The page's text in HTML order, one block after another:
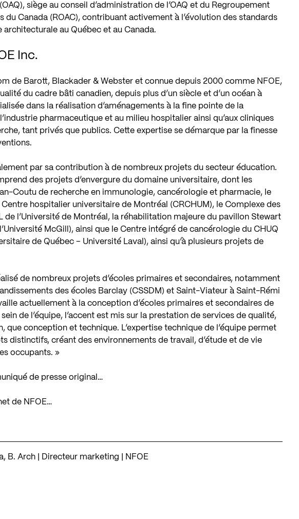
siège au conseil d’administration de l’OAQ et du Regroupement
du Canada (ROAC), contribuant activement à l’évolution des standards
au Québec et au Canada.
Inc.
de Barott, Blackader & Webster et connue depuis 2000 comme NFOE,
du cadre bâti canadien, depuis plus d’un siècle et d’un océan à
dans la réalisation d’aménagements à la fine pointe de la
pharmaceutique et au milieu hospitalier ainsi qu’aux cliniques
tant privés que publics. Cette expertise se démarque par la finesse
par sa contribution à de nombreux projets du secteur éducation.
des projets d’envergure du domaine universitaire, dont les
Coutu de recherche en immunologie, cancérologie et pharmacie, le
hospitalier universitaire de Montréal (CRCHUM), le Complexe des
de l’Université de Montréal, la réhabilitation majeure du pavillon Stewart
McGill), ainsi que le Centre intégré de cancérologie du CHUQ
de Québec – Université Laval), ainsi qu’à plusieurs projets de
de nombreux projets d’écoles primaires et secondaires, notamment
des écoles Barclay (CSSDM) et Saint-Viateur à Saint-Rémi
actuellement à la conception d’écoles primaires et secondaires de
de l’équipe, l’accent est mis sur la prestation de services de qualité,
que conception et technique. L’expertise technique de l’équipe permet
distinctifs, créant des environnements de travail, d’étude et de vie
occupants. »
de presse original…
de NFOE…
B. Arch | Directeur marketing | NFOE